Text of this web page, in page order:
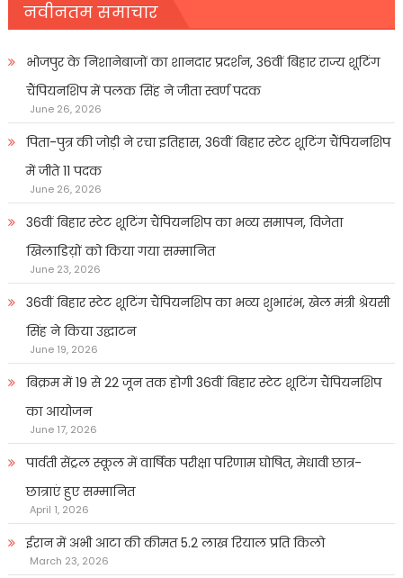
नवीनतम समाचार
भोजपुर के निशानेबाजों का शानदार प्रदर्शन, 36वीं बिहार राज्य शूटिंग
चैंपियनशिप में पलक सिंह ने जीता स्वर्ण पदक
June 26, 2026
पिता-पुत्र की जोड़ी ने रचा इतिहास, 36वीं बिहार स्टेट शूटिंग चैंपियनशिप
में जीते 11 पदक
June 26, 2026
36वीं बिहार स्टेट शूटिंग चैंपियनशिप का भव्य समापन, विजेता
खिलाडिय़ों को किया गया सम्मानित
June 23, 2026
36वीं बिहार स्टेट शूटिंग चैंपियनशिप का भव्य शुभारंभ, खेल मंत्री श्रेयसी
सिंह ने किया उद्घाटन
June 19, 2026
बिक्रम में 19 से 22 जून तक होगी 36वीं बिहार स्टेट शूटिंग चैंपियनशिप
का आयोजन
June 17, 2026
पार्वती सेंट्रल स्कूल में वार्षिक परीक्षा परिणाम घोषित, मेधावी छात्र-
छात्राएं हुए सम्मानित
April 1, 2026
ईरान में अभी आटा की कीमत 5.2 लाख रियाल प्रति किलो
March 23, 2026